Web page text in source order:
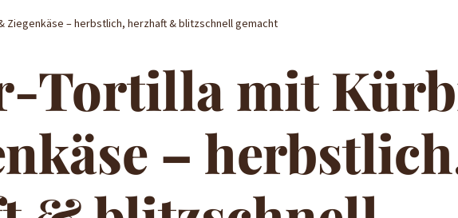
Ziegenkäse – herbstlich, herzhaft & blitzschnell gemacht
Tortilla mit
–